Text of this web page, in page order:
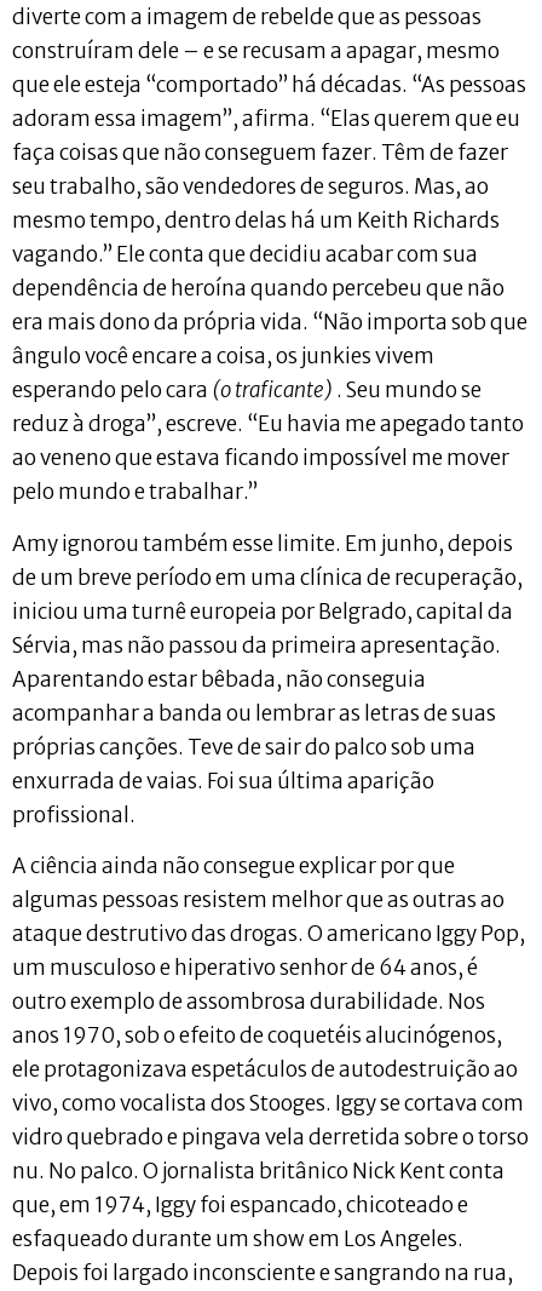
diverte com a imagem de rebelde que as pessoas
construíram dele – e se recusam a apagar, mesmo
que ele esteja “comportado” há décadas. “As pessoas
adoram essa imagem”, afirma. “Elas querem que eu
faça coisas que não conseguem fazer. Têm de fazer
seu trabalho, são vendedores de seguros. Mas, ao
mesmo tempo, dentro delas há um Keith Richards
vagando.” Ele conta que decidiu acabar com sua
dependência de heroína quando percebeu que não
era mais dono da própria vida. “Não importa sob que
ângulo você encare a coisa, os junkies vivem
esperando pelo cara (o traficante) . Seu mundo se
reduz à droga”, escreve. “Eu havia me apegado tanto
ao veneno que estava ficando impossível me mover
pelo mundo e trabalhar.”
Amy ignorou também esse limite. Em junho, depois
de um breve período em uma clínica de recuperação,
iniciou uma turnê europeia por Belgrado, capital da
Sérvia, mas não passou da primeira apresentação.
Aparentando estar bêbada, não conseguia
acompanhar a banda ou lembrar as letras de suas
próprias canções. Teve de sair do palco sob uma
enxurrada de vaias. Foi sua última aparição
profissional.
A ciência ainda não consegue explicar por que
algumas pessoas resistem melhor que as outras ao
ataque destrutivo das drogas. O americano Iggy Pop,
um musculoso e hiperativo senhor de 64 anos, é
outro exemplo de assombrosa durabilidade. Nos
anos 1970, sob o efeito de coquetéis alucinógenos,
ele protagonizava espetáculos de autodestruição ao
vivo, como vocalista dos Stooges. Iggy se cortava com
vidro quebrado e pingava vela derretida sobre o torso
nu. No palco. O jornalista britânico Nick Kent conta
que, em 1974, Iggy foi espancado, chicoteado e
esfaqueado durante um show em Los Angeles.
Depois foi largado inconsciente e sangrando na rua,